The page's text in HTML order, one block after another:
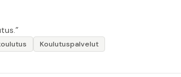
Koulutuspalvelut